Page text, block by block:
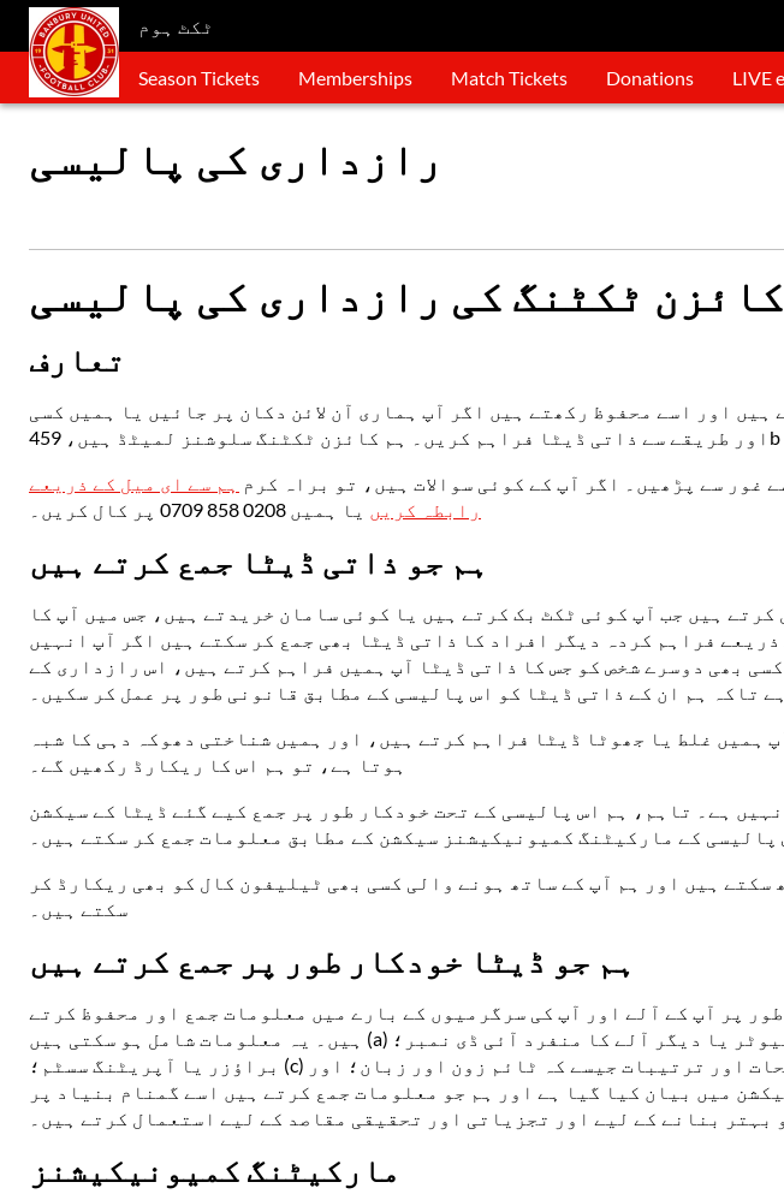
ٹکٹ ہوم
Season Tickets Memberships Match Tickets Donations LIVE
رازداری کی پالیسی
کائزن ٹکٹنگ کی رازداری کی پالیسی
تعارف
اور اسے محفوظ رکھتے ہیں اگر آپ ہماری آن لائن دکان پر جائیں یا ہمیں کسی
سے پڑھیں۔ اگر آپ کے کوئی سوالات ہیں، تو براہ کرم ہم سے ای میل کے ذریعے
رابطہ کریں یا ہمیں 0208 858 0709 پر کال کریں۔
ہم جو ذاتی ڈیٹا جمع کرتے ہیں
ہیں جب آپ کوئی ٹکٹ بک کرتے ہیں یا کوئی سامان خریدتے ہیں، جس میں آپ کا
فراہم کردہ دیگر افراد کا ذاتی ڈیٹا بھی جمع کر سکتے ہیں اگر آپ انہیں
بھی دوسرے شخص کو جس کا ذاتی ڈیٹا آپ ہمیں فراہم کرتے ہیں، اس رازداری کے
تاکہ ہم ان کے ذاتی ڈیٹا کو اس پالیسی کے مطابق قانونی طور پر عمل کر سکیں۔
غلط یا جھوٹا ڈیٹا فراہم کرتے ہیں، اور ہمیں شناختی دھوکہ دہی کا شبہ
ہوتا ہے، تو ہم اس کا ریکارڈ رکھیں گے۔
ہے۔ تاہم، ہم اس پالیسی کے تحت خودکار طور پر جمع کیے گئے ڈیٹا کے سیکشن
کے مارکیٹنگ کمیونیکیشنز سیکشن کے مطابق معلومات جمع کر سکتے ہیں۔
ہیں اور ہم آپ کے ساتھ ہونے والی کسی بھی ٹیلیفون کال کو بھی ریکارڈ کر
سکتے ہیں۔
ہم جو ڈیٹا خودکار طور پر جمع کرتے ہیں
پر آپ کے آلے اور آپ کی سرگرمیوں کے بارے میں معلومات جمع اور محفوظ کرتے
ہیں۔ یہ معلومات شامل ہو سکتی ہیں (a) آپ کے کمپیوٹر یا دیگر آلے کا منفرد آئی ڈی نمبر؛ (b) آپ کے آلے کے بارے میں تکنیکی معلومات جیسے کہ آلے کی قسم، ویب
براؤزر یا آپریٹنگ سسٹم؛ (c) آپ کی ترجیحات اور ترتیبات جیسے کہ ٹائم زون اور زبان؛ اور (d) آپ کی براؤزنگ کی کارروائیوں اور نمونوں کے بارے میں شماریاتی
میں بیان کیا گیا ہے اور ہم جو معلومات جمع کرتے ہیں اسے گمنام بنیاد پر
بہتر بنانے کے لیے اور تجزیاتی اور تحقیقی مقاصد کے لیے استعمال کرتے ہیں۔
مارکیٹنگ کمیونیکیشنز